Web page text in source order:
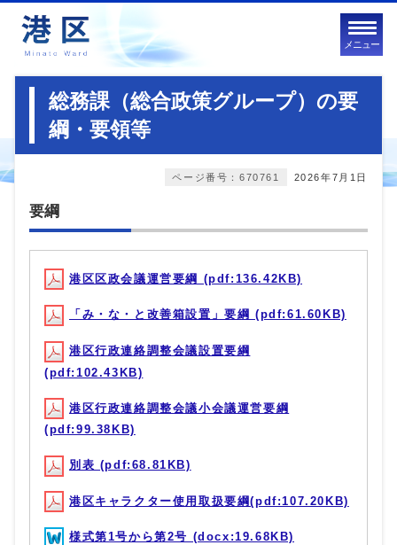
メニュー
総務課（総合政策グループ）の要
綱・要領等
2026年7月1日
ページ番号：670761
要綱
港区区政会議運営要綱 (pdf:136.42KB)
「み・な・と改善箱設置」要綱 (pdf:61.60KB)
港区行政連絡調整会議設置要綱
(pdf:102.43KB)
港区行政連絡調整会議小会議運営要綱
(pdf:99.38KB)
別表 (pdf:68.81KB)
港区キャラクター使用取扱要綱(pdf:107.20KB)
様式第1号から第2号 (docx:19.68KB)